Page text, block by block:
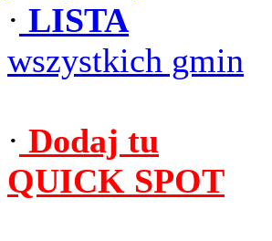
· LISTA
wszystkich gmin
· Dodaj tu
QUICK SPOT